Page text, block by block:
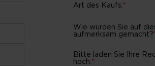
Art des Kaufs:*
Wie wurden Sie auf
aufmerksam gemacht?
Bitte laden Sie Ihre
hoch:*